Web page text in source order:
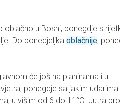
oblačno u Bosni, ponegdje s
Do ponedjeljka oblačnije,
će još na planinama i u
ponegdje sa jakim
u višim od 6 do 11°C. Jutra